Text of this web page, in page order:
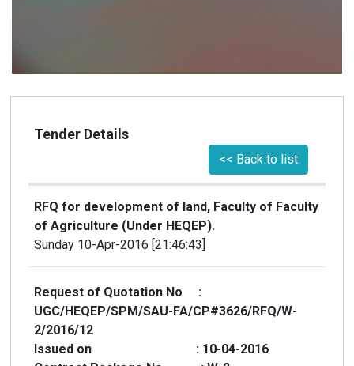
Tender Details
<< Back to list
RFQ for development of land, Faculty of Faculty
of Agriculture (Under HEQEP).
Sunday 10-Apr-2016 [21:46:43]
Request of Quotation No :
UGC/HEQEP/SPM/SAU-FA/CP#3626/RFQ/W-
2/2016/12
Issued on : 10-04-2016